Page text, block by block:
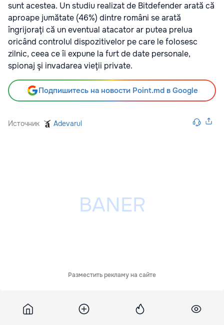
sunt acestea. Un studiu realizat de Bitdefender arată că
aproape jumătate (46%) dintre români se arată
îngrijoraţi că un eventual atacator ar putea prelua
oricând controlul dispozitivelor pe care le folosesc
zilnic, ceea ce îi expune la furt de date personale,
spionaj şi invadarea vieţii private.
Подпишитесь на новости Point.md в Google
Источник Adevarul
Разместить рекламу на сайте